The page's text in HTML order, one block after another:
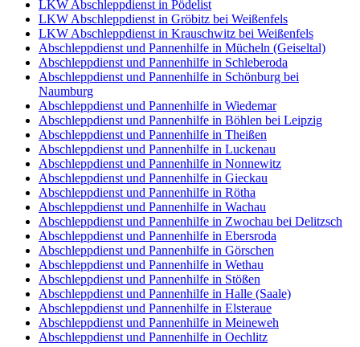
LKW Abschleppdienst in Pödelist
LKW Abschleppdienst in Gröbitz bei Weißenfels
LKW Abschleppdienst in Krauschwitz bei Weißenfels
Abschleppdienst und Pannenhilfe in Mücheln (Geiseltal)
Abschleppdienst und Pannenhilfe in Schleberoda
Abschleppdienst und Pannenhilfe in Schönburg bei
Naumburg
Abschleppdienst und Pannenhilfe in Wiedemar
Abschleppdienst und Pannenhilfe in Böhlen bei Leipzig
Abschleppdienst und Pannenhilfe in Theißen
Abschleppdienst und Pannenhilfe in Luckenau
Abschleppdienst und Pannenhilfe in Nonnewitz
Abschleppdienst und Pannenhilfe in Gieckau
Abschleppdienst und Pannenhilfe in Rötha
Abschleppdienst und Pannenhilfe in Wachau
Abschleppdienst und Pannenhilfe in Zwochau bei Delitzsch
Abschleppdienst und Pannenhilfe in Ebersroda
Abschleppdienst und Pannenhilfe in Görschen
Abschleppdienst und Pannenhilfe in Wethau
Abschleppdienst und Pannenhilfe in Stößen
Abschleppdienst und Pannenhilfe in Halle (Saale)
Abschleppdienst und Pannenhilfe in Elsteraue
Abschleppdienst und Pannenhilfe in Meineweh
Abschleppdienst und Pannenhilfe in Oechlitz